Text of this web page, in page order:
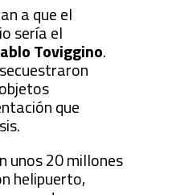
a que el
sería el
Toviggino.
que
unos 20 millones
helipuerto,